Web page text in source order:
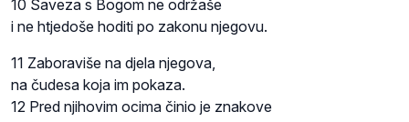
10 Saveza s Bogom ne održaše
i ne htjedoše hoditi po zakonu njegovu.
11 Zaboraviše na djela njegova,
na čudesa koja im pokaza.
12 Pred njihovim ocima činio je znakove